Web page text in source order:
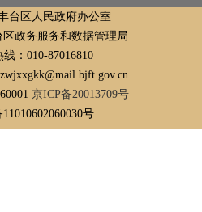
台区人民政府办公室
政务服务和数据管理局
：010-87016810
京ICP备20013709号
号